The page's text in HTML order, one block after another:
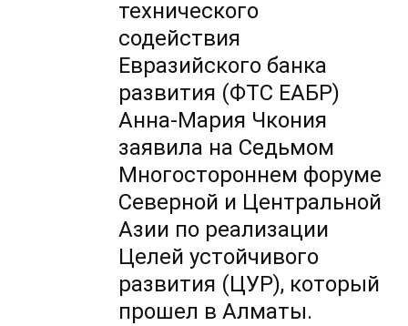
технического
содействия
Евразийского банка
развития (ФТС ЕАБР)
Анна-Мария Чкония
заявила на Седьмом
Многостороннем форуме
Северной и Центральной
Азии по реализации
Целей устойчивого
развития (ЦУР), который
прошел в Алматы.